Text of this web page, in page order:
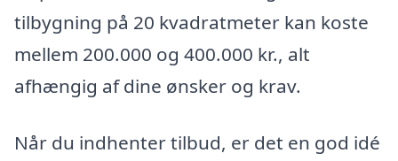
tilbygning på 20 kvadratmeter kan koste
mellem 200.000 og 400.000 kr., alt
afhængig af dine ønsker og krav.
Når du indhenter tilbud, er det en god idé